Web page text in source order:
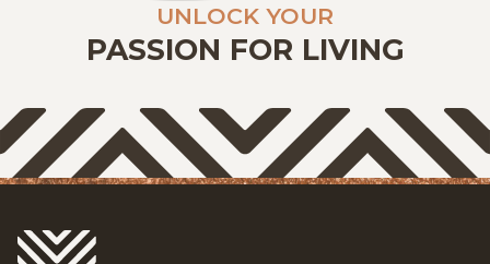
UNLOCK YOUR
PASSION FOR LIVING